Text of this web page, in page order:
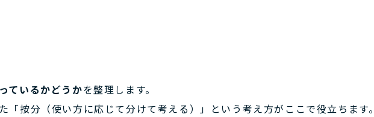
ているかどうかを整理します。
「按分（使い方に応じて分けて考える）」という考え方がここで役立ちます